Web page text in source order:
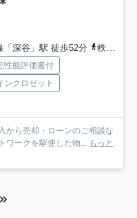
「深谷」駅 徒歩52分 秩父鉄道「大麻生」駅 徒歩76分
性能評価書付
ンクロゼット
から売却・ローンのご相談な
ワークを駆使した物... もっと